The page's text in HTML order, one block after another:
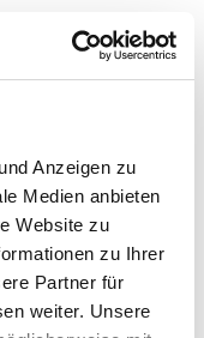
Anzeigen zu
Medien anbieten
Website zu
zu Ihrer
Partner für
weiter. Unsere